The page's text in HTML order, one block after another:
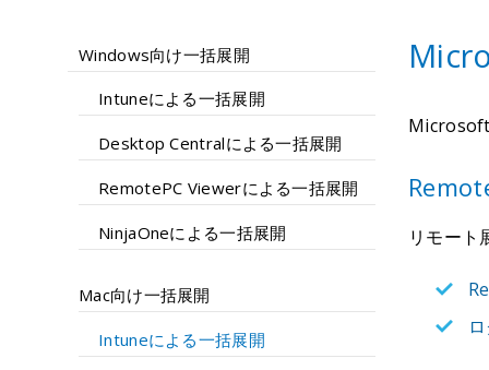
Windows向け一括展開
Intuneによる一括展開
Desktop Centralによる一括展開
RemotePC Viewerによる一括展開
NinjaOneによる一括展開
Mac向け一括展開
Intuneによる一括展開
Microsoft
リモート